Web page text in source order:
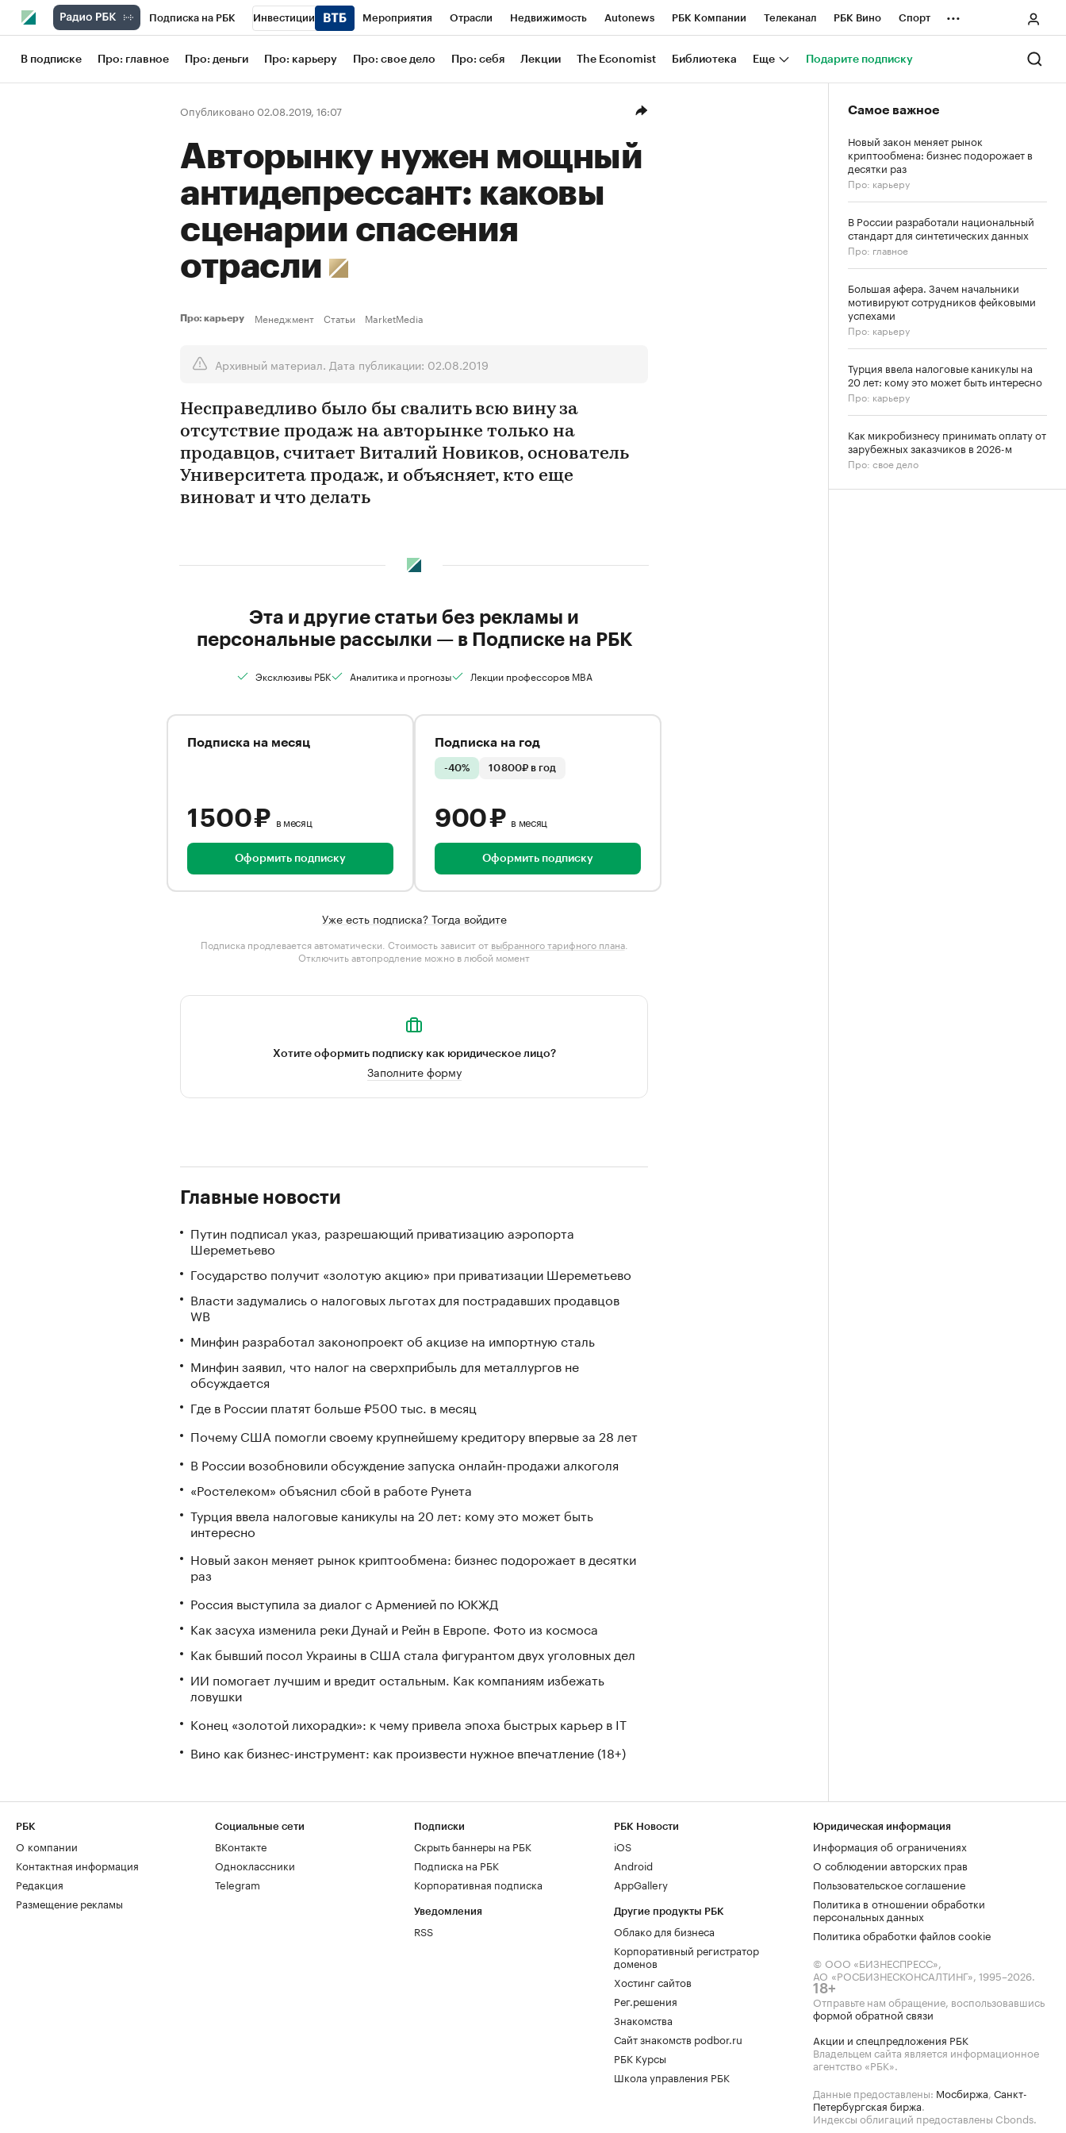
Подписка на РБК Инвестиции Мероприятия Отрасли Недвижимость Autonews РБК Компании Телеканал РБК Вино Спорт
Школа управления РБК РБК Образование РБК Life Тренды Визионеры Национальные проекты Город
Рынок наличной валюты
...
В подписке Про: главное Про: деньги Про: карьеру Про: свое дело Про: себя Лекции The Economist Библиотека Еще Подарите подписку
Опубликовано 02.08.2019, 16:07
Авторынку нужен мощный
антидепрессант: каковы
сценарии спасения
отрасли
Про: карьеру Менеджмент Статьи MarketMedia
Архивный материал. Дата публикации: 02.08.2019
Несправедливо было бы свалить всю вину за
отсутствие продаж на авторынке только на
продавцов, считает Виталий Новиков, основатель
Университета продаж, и объясняет, кто еще
виноват и что делать
Эта и другие статьи без рекламы и
персональные рассылки — в Подписке на РБК
Эксклюзивы РБК Аналитика и прогнозы Лекции профессоров MBA
Подписка на месяц
1 500 ₽ в месяц
Оформить подписку
Подписка на год
-40% 10 800₽ в год
900 ₽ в месяц
Оформить подписку
Уже есть подписка? Тогда войдите
Подписка продлевается автоматически. Стоимость зависит от выбранного тарифного плана.
Отключить автопродление можно в любой момент
Хотите оформить подписку как юридическое лицо?
Заполните форму
Главные новости
Путин подписал указ, разрешающий приватизацию аэропорта
Шереметьево
Государство получит «золотую акцию» при приватизации Шереметьево
Власти задумались о налоговых льготах для пострадавших продавцов
WB
Минфин разработал законопроект об акцизе на импортную сталь
Минфин заявил, что налог на сверхприбыль для металлургов не
обсуждается
Где в России платят больше ₽500 тыс. в месяц
Почему США помогли своему крупнейшему кредитору впервые за 28 лет
В России возобновили обсуждение запуска онлайн-продажи алкоголя
«Ростелеком» объяснил сбой в работе Рунета
Турция ввела налоговые каникулы на 20 лет: кому это может быть
интересно
Новый закон меняет рынок криптообмена: бизнес подорожает в десятки
раз
Россия выступила за диалог с Арменией по ЮКЖД
Как засуха изменила реки Дунай и Рейн в Европе. Фото из космоса
Как бывший посол Украины в США стала фигурантом двух уголовных дел
ИИ помогает лучшим и вредит остальным. Как компаниям избежать
ловушки
Конец «золотой лихорадки»: к чему привела эпоха быстрых карьер в IT
Вино как бизнес-инструмент: как произвести нужное впечатление (18+)
Самое важное
Новый закон меняет рынок
криптообмена: бизнес подорожает в
десятки раз
Про: карьеру
В России разработали национальный
стандарт для синтетических данных
Про: главное
Большая афера. Зачем начальники
мотивируют сотрудников фейковыми
успехами
Про: карьеру
Турция ввела налоговые каникулы на
20 лет: кому это может быть интересно
Про: карьеру
Как микробизнесу принимать оплату от
зарубежных заказчиков в 2026-м
Про: свое дело
РБК
О компании
Контактная информация
Редакция
Размещение рекламы
Социальные сети
ВКонтакте
Одноклассники
Telegram
Подписки
Скрыть баннеры на РБК
Подписка на РБК
Корпоративная подписка
Уведомления
RSS
РБК Новости
iOS
Android
AppGallery
Другие продукты РБК
Облако для бизнеса
Корпоративный регистратор
доменов
Хостинг сайтов
Рег.решения
Знакомства
Сайт знакомств podbor.ru
РБК Курсы
Школа управления РБК
Юридическая информация
Информация об ограничениях
О соблюдении авторских прав
Пользовательское соглашение
Политика в отношении обработки
персональных данных
Политика обработки файлов cookie
© ООО «БИЗНЕСПРЕСС»,
АО «РОСБИЗНЕСКОНСАЛТИНГ», 1995–2026.
18+
Отправьте нам обращение, воспользовавшись
формой обратной связи
Акции и спецпредложения РБК
Владельцем сайта является информационное
агентство «РБК».
Данные предоставлены: Мосбиржа, Санкт-
Петербургская биржа.
Индексы облигаций предоставлены Cbonds.